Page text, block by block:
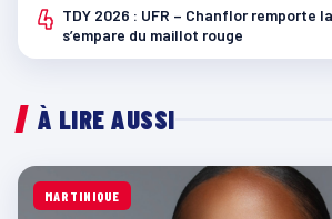
4 TDY 2026 : UFR – Chanflor remporte
s’empare du maillot rouge
À LIRE AUSSI
MARTINIQUE